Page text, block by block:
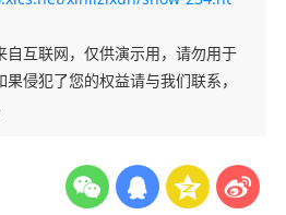
自互联网，仅供演示用，请勿用于
侵犯了您的权益请与我们联系，